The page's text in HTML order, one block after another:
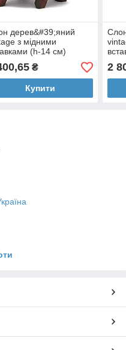
дерев&#39;яний
з мідними
(h-14 см)
₴
Купити
2